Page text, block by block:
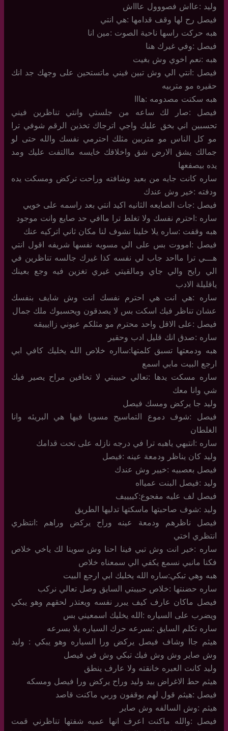
وليد :عااش فصووول عاااش
فيصل رح لها وقف قدامها :هي انتي
هبه حركت راسها ناحية الصوت :مين انا
فيصل :وفي غيرك هنا
هبه :نعم اخوي وش بغيت
فيصل :انتي الي وش تبين فيني ماتستحين على وجهك جد انك
حقيره مو متربيه
هبه سكتت مصدومه :هااا
فيصل :صار لك ساعه من جلستي وانتي تناظرين فيني
تحسبين اني بخق عليك واجي اترجاك تخذين الرقم شوفي ترا
مو كل الناس مو متربين مثلك احترمي نفسك والله حتى لو
جمالك يشق الارض شق واخلاقك خايسه ماالتفت عليك ومد
يده بيصفعها
ساره كانت جايه من بعيد وشافته وراحت تركض ومسكت يده
ودفته :خير وش عندك
فيصل :جات الصايعه الثانيه اكيد انتي بعد راسمه على خويي
ساره :احترم نفسك ولا تغلط ترا ماافي حد صايع وانت موجود
هبه وقفت :ساره يلا خلينا نشوف لنا مكان ثاني اتركيه عنك
فيصل :امووت بس على الي مسويه نفسها شريفه اقول انتي
هـــي ترا مااحد جاب لي نفسه كذا غيرك جالسه تناظرين في
الي رايح والي جاي ومالقيتي غيري تغزين فيه وجع بعينك
ياقليلة الادب
ساره :هي انت هي احترم نفسك انت وش شايف بنفسك
عشان تناظر فيك اسكت بس لا يصدقون ويحسبوك ملك جمال
فيصل :على الاقل واحد محترم مو مثلكم عيوني زاايييقه
ساره :صدق انك قليل ادب وحقير
هبه ودمعتها تسبق كلمتها:سااره خلاص الله يخليك كافي ابي
ارجع البيت مابي اسمع
ساره مسكت يدها :تعالي حبيبتي لا تخافين مراح يصير فيك
شي وانا معك
وليد جا يركض ومسك فيصل
فيصل :شوف دموع التماسيح مسويا فيها هي البريئه وانا
الغلطان
ساره :انتبهي ياهبه ترا في درجه نازله على تحت قدامك
وليد كان يناظر ودمعة عينه :فيصل
فيصل بعصبيه :خيير وش عندك
وليد :فيصل البنت عميااه
فيصل لف عليه مفجوع:كييييف
وليد :شوف صاحبتها ماسكتها تدليها الطريق
فيصل ناظرهم ودمعة عينه وراح يركض وراهم :انتظري
انتظري اختي
ساره :خير انت وش تبي فينا احنا وش سوينا لك ياخي خلاص
فكنا مانبي نسمع يكفي الي سمعناه خلاص
هبه وهي تبكي:ساره الله يخليك ابي ارجع البيت
ساره حضنتها :خلاص حبيبتي السايق وصل تعالي نركب
فيصل ماكان عارف كيف يبرر نفسه ويعتذر لحقهم وهو يبكي
ويضرب على السياره :الله يخليك اسمعيني بس
ساره تكلم السايق :بسرعه حرك السياره يلا بسرعه
هيثم جاا وشاف فيصل يركض ورا السياره وهو يبكي : وليد
وش صاير وش وش فيك تبكي وش في فيصل
وليد كانت العبره خانقته ولا عارف ينطق
هيثم حط الاغراض بيد وليد وراح يركض ورا فيصل ومسكه
فيصل :هيثم قول لهم يوقفون وربي ماكنت قاصد
هيثم :وش السالفه وش صاير
فيصل :والله ماكنت اعرف انها عميه شفتها تناظرني قمت